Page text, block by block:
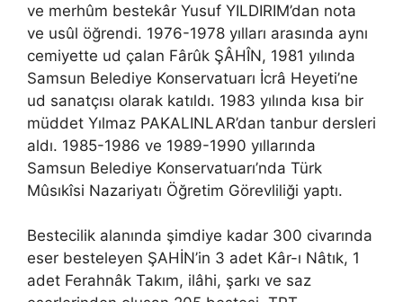
ve merhûm bestekâr Yusuf YILDIRIM’dan nota
ve usûl öğrendi. 1976-1978 yılları arasında aynı
cemiyette ud çalan Fârûk ŞÂHÎN, 1981 yılında
Samsun Belediye Konservatuarı İcrâ Heyeti’ne
ud sanatçısı olarak katıldı. 1983 yılında kısa bir
müddet Yılmaz PAKALINLAR’dan tanbur dersleri
aldı. 1985-1986 ve 1989-1990 yıllarında
Samsun Belediye Konservatuarı’nda Türk
Mûsıkîsi Nazariyatı Öğretim Görevliliği yaptı.
Bestecilik alanında şimdiye kadar 300 civarında
eser besteleyen ŞAHİN’in 3 adet Kâr-ı Nâtık, 1
adet Ferahnâk Takım, ilâhi, şarkı ve saz